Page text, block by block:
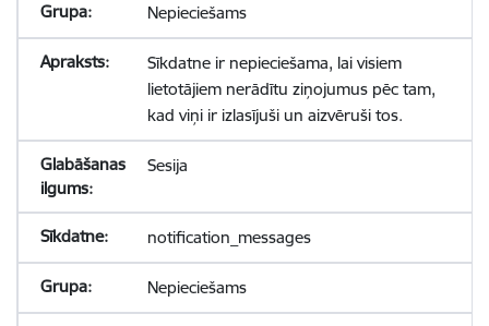
Nepieciešams
Sīkdatne ir nepieciešama, lai visiem
lietotājiem nerādītu ziņojumus pēc tam,
kad viņi ir izlasījuši un aizvēruši tos.
Sesija
notification_messages
Nepieciešams